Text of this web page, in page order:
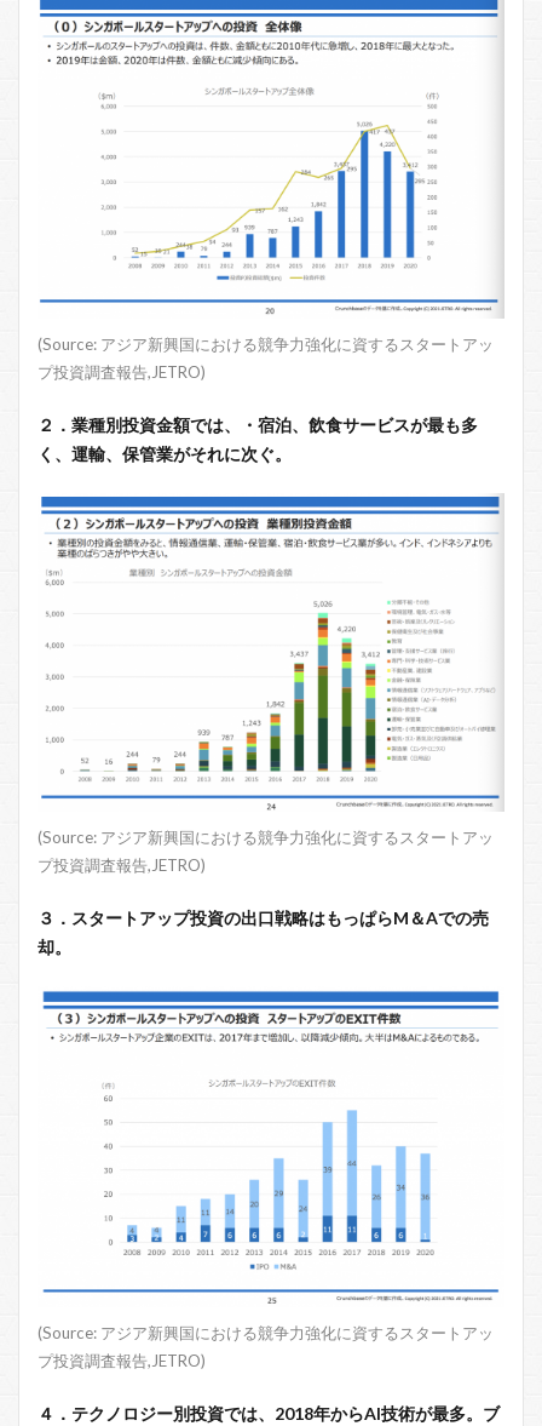
(Source: アジア新興国における競争力強化に資するスタートアッ
プ投資調査報告,JETRO)
２．業種別投資金額では、・宿泊、飲食サービスが最も多
く、運輸、保管業がそれに次ぐ。
(Source: アジア新興国における競争力強化に資するスタートアッ
プ投資調査報告,JETRO)
３．スタートアップ投資の出口戦略はもっぱらM＆Aでの売
却。
(Source: アジア新興国における競争力強化に資するスタートアッ
プ投資調査報告,JETRO)
４．テクノロジー別投資では、2018年からAI技術が最多。ブ